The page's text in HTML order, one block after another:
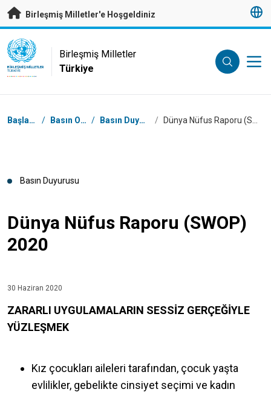
Esas içeriğe atla
Birleşmiş Milletler'e Hoşgeldiniz
UN Logo
BIRLEŞMIŞ MILLETLER
TÜRKIYE
Birleşmiş Milletler
Türkiye
Breadcrumb
Başlangıç / Basın Odası / Basın Duyuruları /
Basın Duyurusu
Dünya Nüfus Raporu (SWOP)
2020
30 Haziran 2020
ZARARLI UYGULAMALARIN SESSİZ GERÇEĞİYLE
YÜZLEŞMEK
Kız çocukları aileleri tarafından, çocuk yaşta
evlilikler, gebelikte cinsiyet seçimi ve kadın